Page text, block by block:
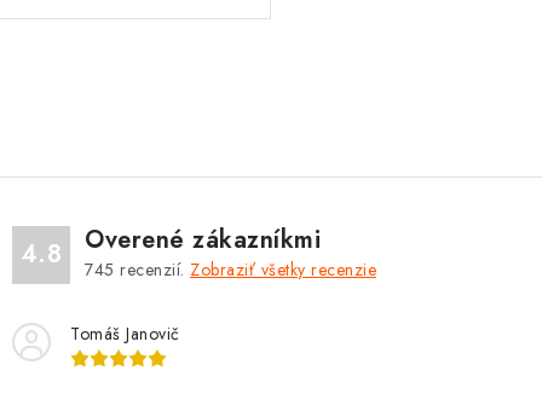
á
d
a
c
e
4.8 Overené zákazníkmi
745 recenzií. Zobraziť všetky recenzie
Tomáš Janovič